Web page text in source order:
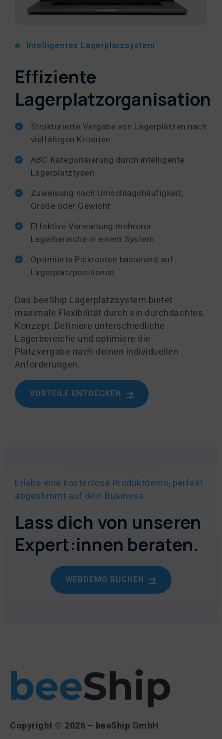
Intelligentes Lagerplatzsystem
Effiziente
Lagerplatzorganisation
Strukturierte Vergabe von Lagerplätzen nach
vielfältigen Kriterien
ABC-Kategorisierung durch intelligente
Lagerplatztypen
Zuweisung nach Umschlagshäufigkeit,
Größe oder Gewicht
Effektive Verwaltung mehrerer
Lagerbereiche in einem System
Optimierte Pickrouten basierend auf
Lagerplatzpositionen
Das beeShip Lagerplatzsystem bietet
maximale Flexibilität durch ein durchdachtes
Konzept. Definiere unterschiedliche
Lagerbereiche und optimiere die
Platzvergabe nach deinen individuellen
Anforderungen.
VORTEILE ENTDECKEN
Erlebe eine kostenlose Produktdemo, perfekt
abgestimmt auf dein Business.
Lass dich von unseren
Expert:innen beraten.
WEBDEMO BUCHEN
Copyright © 2026 – beeShip GmbH